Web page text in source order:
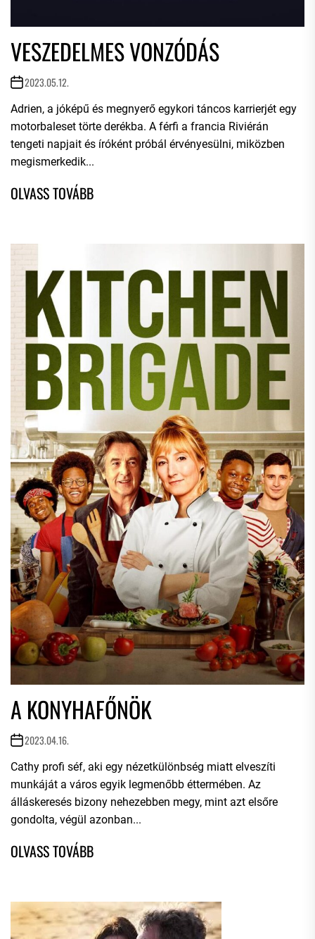
VESZEDELMES VONZÓDÁS
2023.05.12.
Adrien, a jóképű és megnyerő egykori táncos karrierjét egy
motorbaleset törte derékba. A férfi a francia Riviérán
tengeti napjait és íróként próbál érvényesülni, miközben
megismerkedik...
A KONYHAFŐNÖK
2023.04.16.
Cathy profi séf, aki egy nézetkülönbség miatt elveszíti
munkáját a város egyik legmenőbb éttermében. Az
álláskeresés bizony nehezebben megy, mint azt elsőre
gondolta, végül azonban...